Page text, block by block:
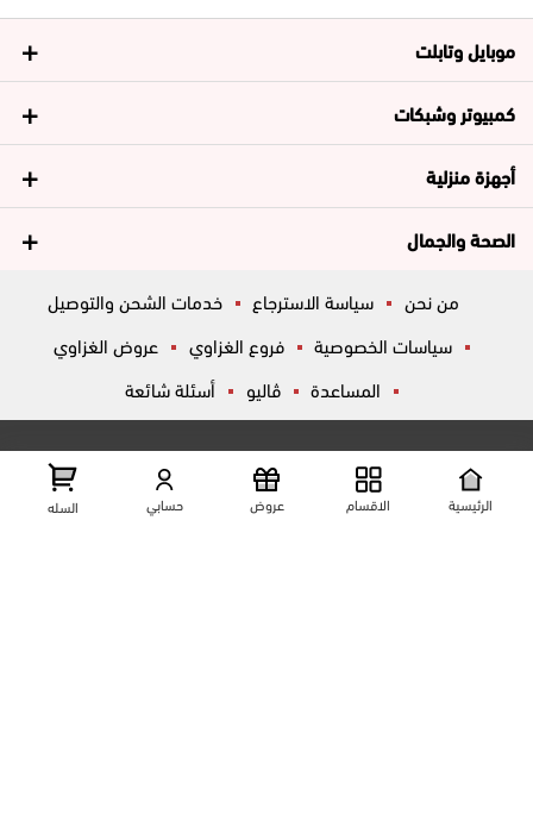
موبايل وتابلت
كمبيوتر وشبكات
أجهزة منزلية
الصحة والجمال
من نحن سياسة الاسترجاع
خدمات الشحن والتوصيل
سياسات الخصوصية
فروع الغزاوي
عروض الغزاوي
المساعدة
ڤاليو أسئلة شائعة
تواصل معانا
شارع المكاتب, الزقازيق , الشرقية, مصر عرض علي الخريطه
الرئيسية الاقسام عروض حسابي السله